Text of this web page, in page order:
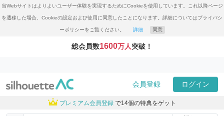
当Webサイトはよりよいユーザー体験を実現するためにCookieを使用しています。これ以降ページ
を遷移した場合、Cookieの設定および使用に同意したことになります。詳細についてはプライバシ
ーポリシーをご覧ください。 詳細 同意
総会員数1600万人突破！
会員登録 ログイン
プレミアム会員登録 で14個の特典をゲット